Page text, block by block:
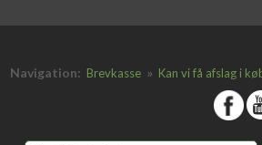
Navigation: Brevkasse » Kan vi få afslag i
​